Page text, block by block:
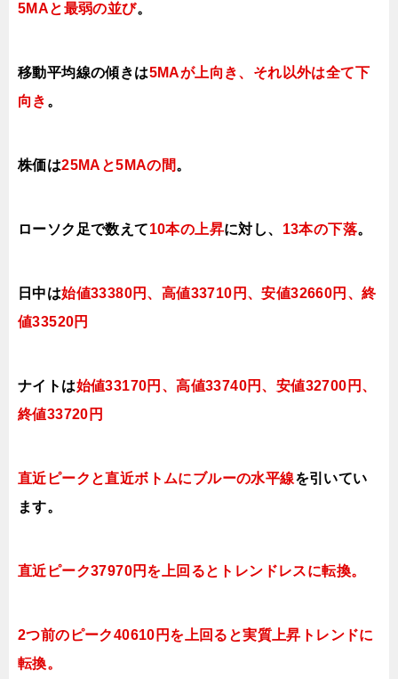
5MAと最弱の並び。
移動平均線の傾きは5MAが上向き、それ以外は全て下
向き 。
株価は25MAと5MAの間。
ローソク足で数えて10本の上昇に対し、 13本の下落。
日中は始値33380円、高値33710円、安値32660円、終
値33520円
ナイトは始値33170円、高値33740円、安値32700 円 、
終値33720 円
直近ピークと直近ボトムにブルーの水平線を引いてい
ます。
直近ピーク37970円を上回るとトレンドレスに転換。
2つ前のピーク40610円を上回ると実質上昇トレンドに
転換。